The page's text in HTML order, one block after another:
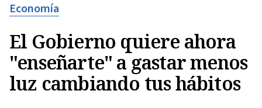
Economía
El Gobierno quiere ahora
"enseñarte" a gastar menos
luz cambiando tus hábitos